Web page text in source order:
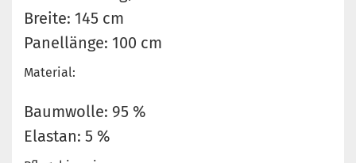
Breite: 145 cm
Panellänge: 100 cm
Material:
Baumwolle: 95 %
Elastan: 5 %